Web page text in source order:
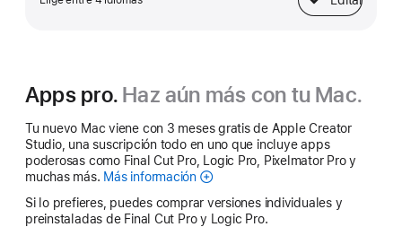
Teclado
Apps pro. Haz aún más con tu Mac.
Tu nuevo Mac viene con 3 meses gratis de Apple Creator
Studio, una suscripción todo en uno que incluye apps
poderosas como Final Cut Pro, Logic Pro, Pixelmator Pro y
muchas más. Más informaciónApple
Studio
Si lo prefieres, puedes comprar versiones individuales y
preinstaladas de Final Cut Pro y Logic Pro.